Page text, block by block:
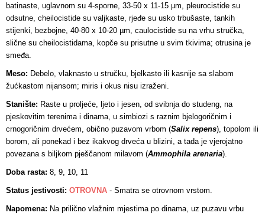
batinaste, uglavnom su 4-sporne, 33-50 x 11-15 µm, pleurocistide su
odsutne, cheilocistide su valjkaste, rjeđe su usko trbušaste, tankih
stijenki, bezbojne, 40-80 x 10-20 µm, caulocistide su na vrhu stručka,
slične su cheilocistidama, kopče su prisutne u svim tkivima; otrusina je
smeđa.
Meso: Debelo, vlaknasto u stručku, bjelkasto ili kasnije sa slabom
žućkastom nijansom; miris i okus nisu izraženi.
Stanište: Raste u proljeće, ljeto i jesen, od svibnja do studeng, na
pjeskovitim terenima i dinama, u simbiozi s raznim bjelogoričnim i
crnogoričnim drvećem, obično puzavom vrbom (Salix repens), topolom ili
borom, ali ponekad i bez ikakvog drveća u blizini, a tada je vjerojatno
povezana s biljkom pješčanom milavom (Ammophila arenaria).
Doba rasta: 8, 9, 10, 11
Status jestivosti: OTROVNA - Smatra se otrovnom vrstom.
Napomena: Na prilično vlažnim mjestima po dinama, uz puzavu vrbu